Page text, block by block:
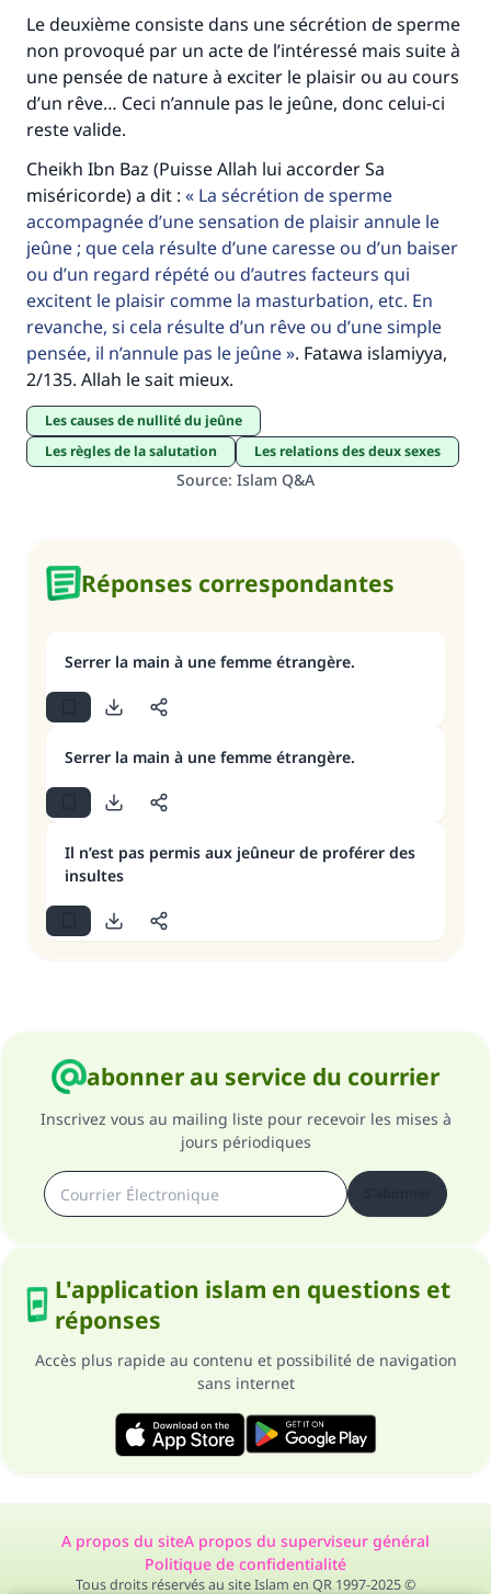
Le deuxième consiste dans une sécrétion de sperme
non provoqué par un acte de l’intéressé mais suite à
une pensée de nature à exciter le plaisir ou au cours
d’un rêve… Ceci n’annule pas le jeûne, donc celui-ci
reste valide.
Cheikh Ibn Baz (Puisse Allah lui accorder Sa
miséricorde) a dit :
La sécrétion de sperme
accompagnée d’une sensation de plaisir annule le
jeûne ; que cela résulte d’une caresse ou d’un baiser
ou d’un regard répété ou d’autres facteurs qui
excitent le plaisir comme la masturbation, etc. En
revanche, si cela résulte d’un rêve ou d’une simple
pensée, il n’annule pas le jeûne . Fatawa islamiyya,
2/135. Allah le sait mieux.
Les causes de nullité du jeûne
Les règles de la salutation
Les relations des deux sexes
Source: Islam Q&A
Réponses correspondantes
Serrer la main à une femme étrangère.
Serrer la main à une femme étrangère.
Il n’est pas permis aux jeûneur de proférer des
insultes
abonner au service du courrier
Inscrivez vous au mailing liste pour recevoir les mises à
jours périodiques
L'application islam en questions et
réponses
Accès plus rapide au contenu et possibilité de navigation
sans internet
A propos du siteA propos du superviseur général
Politique de confidentialité
Tous droits réservés au site Islam en QR 1997-2025 ©